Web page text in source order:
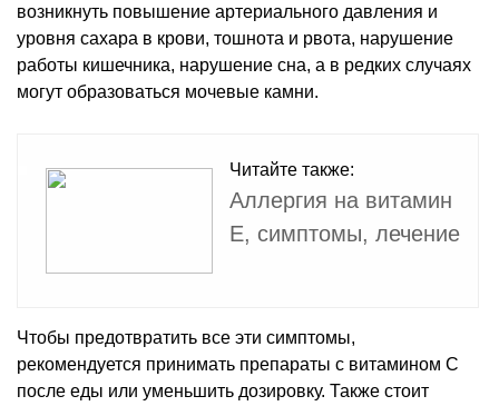
возникнуть повышение артериального давления и
уровня сахара в крови, тошнота и рвота, нарушение
работы кишечника, нарушение сна, а в редких случаях
могут образоваться мочевые камни.
Читайте также:
Аллергия на витамин
E, симптомы, лечение
Чтобы предотвратить все эти симптомы,
рекомендуется принимать препараты с витамином С
после еды или уменьшить дозировку. Также стоит